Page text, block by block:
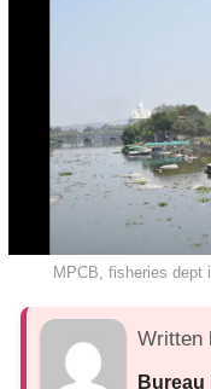
MPCB, fisheries dept
Written
Bureau